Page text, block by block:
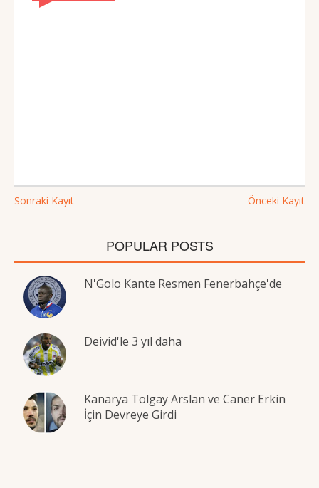
Sonraki Kayıt Önceki Kayıt
POPULAR POSTS
N'Golo Kante Resmen Fenerbahçe'de
Deivid'le 3 yıl daha
Kanarya Tolgay Arslan ve Caner Erkin
İçin Devreye Girdi